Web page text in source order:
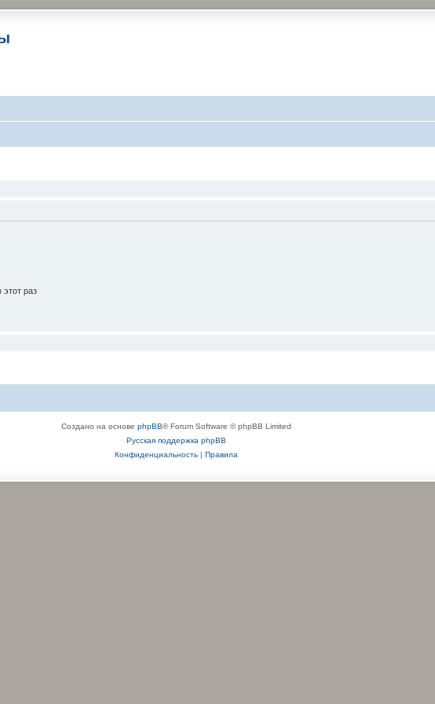
раз
Создано на основе phpBB® Forum Software © phpBB Limited
Русская поддержка phpBB
Конфиденциальность| Правила